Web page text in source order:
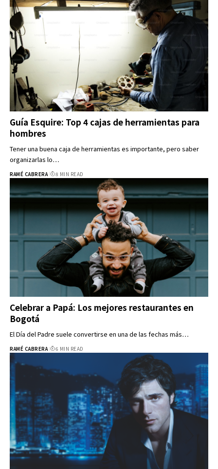
Guía Esquire: Top 4 cajas de herramientas para
hombres
Tener una buena caja de herramientas es importante, pero saber
organizarlas lo…
RAMÉ CABRERA 8 MIN READ
Celebrar a Papá: Los mejores restaurantes en
Bogotá
El Día del Padre suele convertirse en una de las fechas más…
RAMÉ CABRERA 6 MIN READ